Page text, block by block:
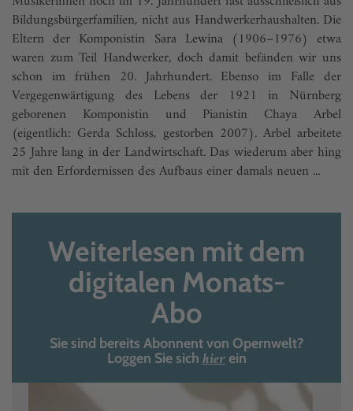
Bildungsbürgerfamilien, nicht aus Handwerkerhaushalten. Die
Eltern der Komponistin Sara Lewina (1906–1976) etwa
waren zum Teil Handwerker, doch damit befänden wir uns
schon im frühen 20. Jahrhundert. Ebenso im Falle der
Vergegenwärtigung des Lebens der 1921 in Nürnberg
geborenen Komponistin und Pianistin Chaya Arbel
(eigentlich: Gerda Schloss, gestorben 2007). Arbel arbeitete
25 Jahre lang in der Landwirtschaft. Das wiederum aber hing
mit den Erfordernissen des Aufbaus einer damals neuen ...
Weiterlesen mit dem
digitalen Monats-
Abo
Sie sind bereits Abonnent von Opernwelt?
Loggen Sie sich hierein